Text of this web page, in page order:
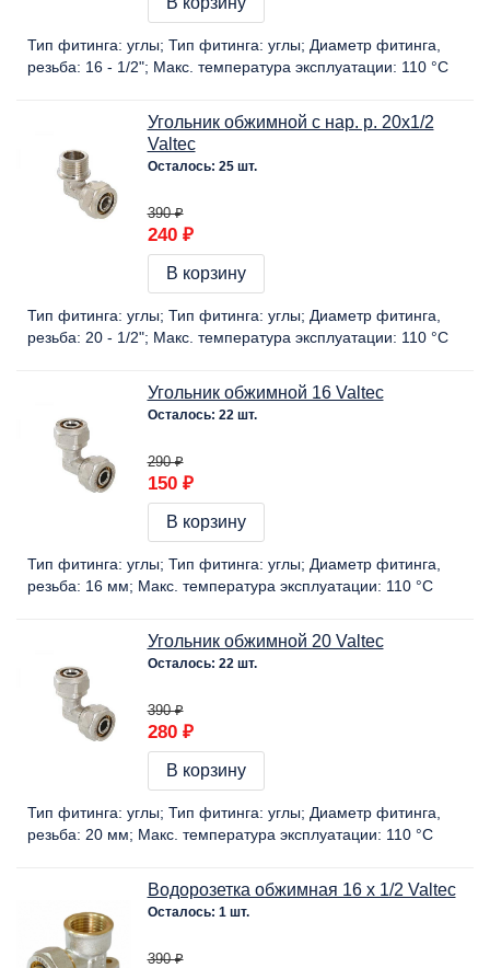
Тип фитинга: углы Тип фитинга: углы
Диаметр фитинга,
резьба: 16 - 1/2" Макс. температура эксплуатации: 110 °C
Угольник обжимной с нар. р. 20х1/2
Valtec
Осталось: 25 шт.
390 ₽
240 ₽
В корзину
Тип фитинга: углы Тип фитинга: углы
Диаметр фитинга,
резьба: 20 - 1/2" Макс. температура эксплуатации: 110 °C
Угольник обжимной 16 Valtec
Осталось: 22 шт.
290 ₽
150 ₽
В корзину
Тип фитинга: углы Тип фитинга: углы
Диаметр фитинга,
резьба: 16 мм Макс. температура эксплуатации: 110 °C
Угольник обжимной 20 Valtec
Осталось: 22 шт.
390 ₽
280 ₽
В корзину
Тип фитинга: углы Тип фитинга: углы
Диаметр фитинга,
резьба: 20 мм Макс. температура эксплуатации: 110 °C
Водорозетка обжимная 16 х 1/2 Valtec
Осталось: 1 шт.
390 ₽